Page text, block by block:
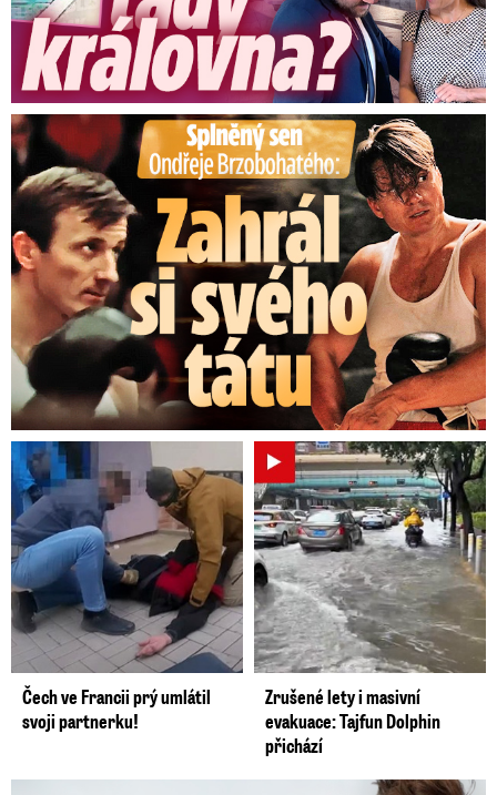
Splněný sen Ondřeje Brzobohatého: Zahrál si svého tátu
Čech ve Francii prý umlátil
svoji partnerku!
Zrušené lety i masivní
evakuace: Tajfun Dolphin
přichází